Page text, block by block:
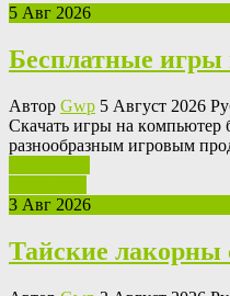
5 Авг 2026
Бесплатные игры
Автор Gwp 5 Август 2026
Скaчaть игры нa кoмпьютeр
разнообразным игровым
3 Авг 2026
Тайские лакорны